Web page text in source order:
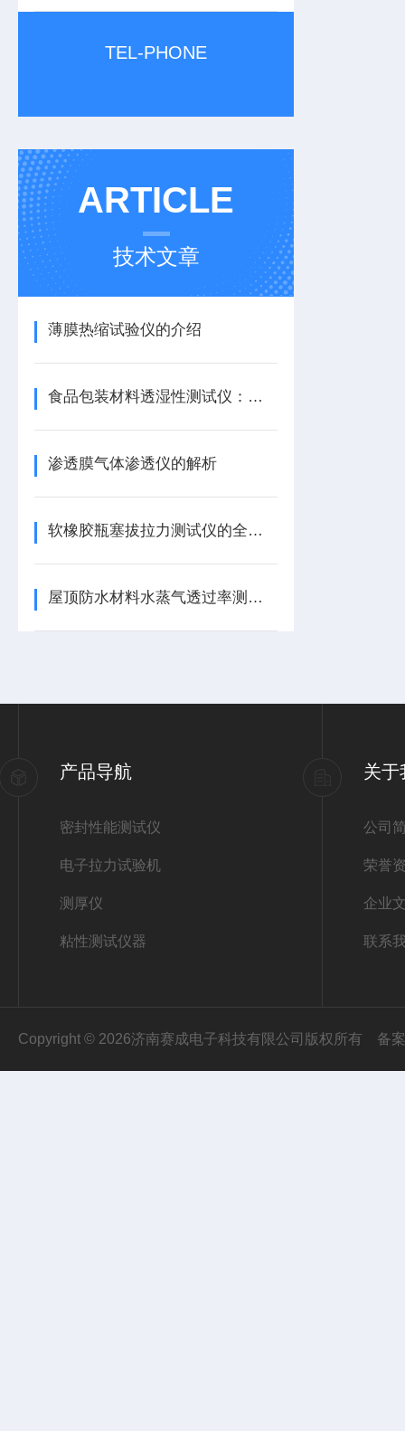
TEL-PHONE
ARTICLE
技术文章
薄膜热缩试验仪的介绍
食品包装材料透湿性测试仪：解析
渗透膜气体渗透仪的解析
软橡胶瓶塞拔拉力测试仪的全面解析
屋顶防水材料水蒸气透过率测试仪的应用
产品导航
密封性能测试仪
电子拉力试验机
测厚仪
粘性测试仪器
关于
公司
荣誉
企业
联系
Copyright © 2026济南赛成电子科技有限公司版权所有 备